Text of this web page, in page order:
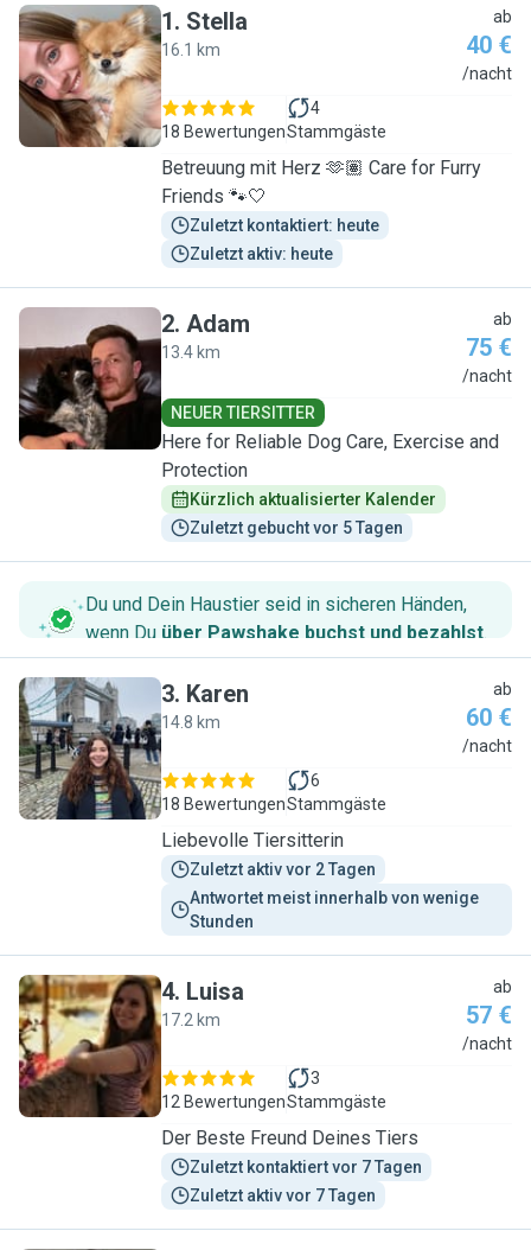
S
1. Stella
16.1 km
ab
40 €
/nacht
18 Bewertungen
4
Stammgäste
Betreuung mit Herz 🫶🏽 Care for Furry
Friends 🐾🤍
Zuletzt kontaktiert: heute
Zuletzt aktiv: heute
A
2. Adam
13.4 km
ab
75 €
/nacht
NEUER TIERSITTER
Here for Reliable Dog Care, Exercise and
Protection
Kürzlich aktualisierter Kalender
Zuletzt gebucht vor 5 Tagen
Du und Dein Haustier seid in sicheren Händen,
wenn Du über Pawshake buchst und bezahlst.
K
3. Karen
14.8 km
ab
60 €
/nacht
18 Bewertungen
6
Stammgäste
Liebevolle Tiersitterin
Zuletzt aktiv vor 2 Tagen
Antwortet meist innerhalb von wenige
Stunden
L
4. Luisa
17.2 km
ab
57 €
/nacht
12 Bewertungen
3
Stammgäste
Der Beste Freund Deines Tiers
Zuletzt kontaktiert vor 7 Tagen
Zuletzt aktiv vor 7 Tagen